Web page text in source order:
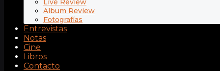
Live Review
Album Review
Fotografías
Entrevistas
Notas
Cine
Libros
Contacto